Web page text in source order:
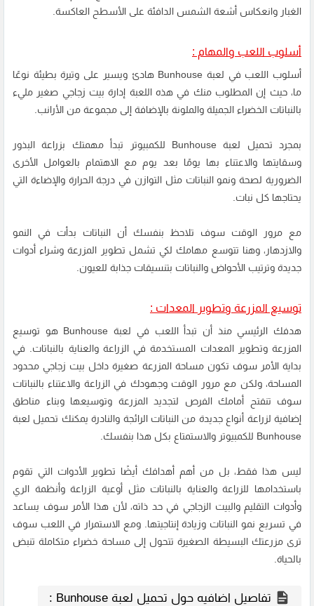
الغبار وانعكاس أشعة الشمس الدافئة على الأسطح العاكسة.
أسلوب اللعب والمهام :
أسلوب اللعب في لعبة Bunhouse هادئ ويسير على وتيرة بطيئة نوعًا
ما، حيث إن المطلوب منك في هذه اللعبة إدارة بيت زجاجي صغير مليء
بالنباتات الخضراء الجميلة والملونة بالإضافة إلى مجموعة من الأرانب.
بمجرد تحميل لعبة Bunhouse للكمبيوتر تبدأ مهمتك بزراعة البذور
وسقايتها والاعتناء بها يومًا بعد يوم مع الاهتمام بالعوامل الأخرى
الضرورية لصحة ونمو النباتات مثل التوازن في درجة الحرارة والإضاءة التي
يحتاجها كل نبات.
مع مرور الوقت سوف تلاحظ بنفسك أن النباتات بدأت في النمو
والازدهار، وهنا تتوسع مهامك لكي تشمل تطوير المزرعة وشراء أدوات
جديدة وترتيب الأحواض والنباتات بتنسيقات جذابة للعيون.
توسيع المزرعة وتطوير المعدات :
هدفك الرئيسي منذ أن تبدأ اللعب في لعبة Bunhouse هو توسيع
المزرعة وتطوير المعدات المستخدمة في الزراعة والعناية بالنباتات. في
بداية الأمر سوف تكون مساحة المزرعة صغيرة داخل بيت زجاجي محدود
المساحة، ولكن مع مرور الوقت وجهودك في الزراعة والاعتناء بالنباتات
سوف تنفتح أمامك الفرص لتجديد المزرعة وتوسيعها وبناء مناطق
إضافية لزراعة أنواع جديدة من النباتات الرائجة والنادرة يمكنك تحميل لعبة
Bunhouse للكمبيوتر والاستمتاع بكل هذا بنفسك.
ليس هذا فقط، بل من أهم أهدافك أيضًا تطوير الأدوات التي تقوم
باستخدامها للزراعة والعناية بالنباتات مثل أوعية الزراعة وأنظمة الري
وأدوات التقليم والبيت الزجاجي في حد ذاته، لأن هذا الأمر سوف يساعد
في تسريع نمو النباتات وزيادة إنتاجيتها. ومع الاستمرار في اللعب سوف
ترى مزرعتك البسيطة الصغيرة تتحول إلى مساحة خضراء متكاملة تنبض
بالحياة.
تفاصيل اضافيه حول تحميل لعبة Bunhouse :